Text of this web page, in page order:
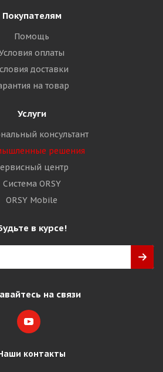
Покупателям
Помощь
оплаты
доставки
на товар
Услуги
консультант
решения
центр
Система ORSY
ORSY Mobile
в курсе!
на связи
контакты